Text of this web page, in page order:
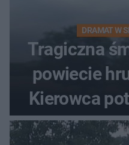
DRAMAT W
Tragiczna
powiecie
Kierowca